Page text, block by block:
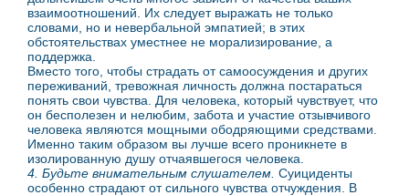
взаимоотношений. Их следует выражать не только
словами, но и невербальной эмпатией; в этих
обстоятельствах уместнее не морализирование, а
поддержка.
Вместо того, чтобы страдать от самоосуждения и других
переживаний, тревожная личность должна постараться
понять свои чувства. Для человека, который чувствует, что
он бесполезен и нелюбим, забота и участие отзывчивого
человека являются мощными ободряющими средствами.
Именно таким образом вы лучше всего проникнете в
изолированную душу отчаявшегося человека.
4. Будьте внимательным слушателем. Суициденты
особенно страдают от сильного чувства отчуждения. В